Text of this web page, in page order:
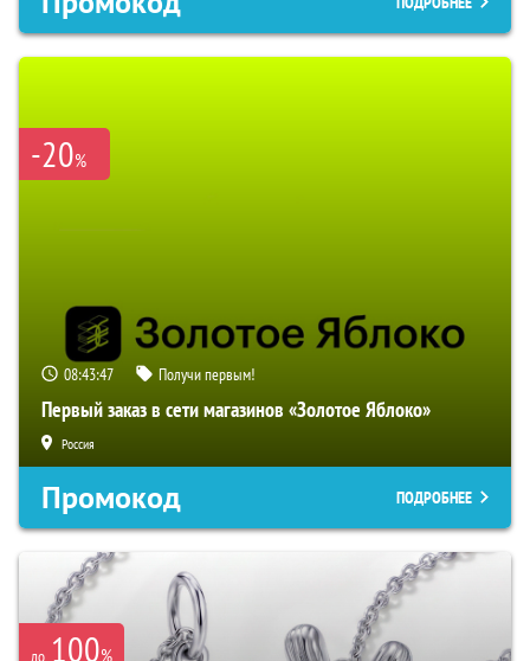
-20%
08:43:46 Получи первым!
Первый заказ в сети магазинов «Золотое Яблоко»
Россия
Промокод ПОДРОБНЕЕ
до 100%